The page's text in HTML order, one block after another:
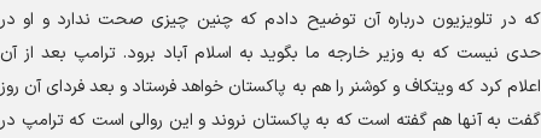
که در تلویزیون درباره آن توضیح دادم که چنین چیزی صحت ندارد و او در
حدی نیست که به وزیر خارجه ما بگوید به اسلام آباد برود. ترامپ بعد از آن
اعلام کرد که ویتکاف و کوشنر را هم به پاکستان خواهد فرستاد و بعد فردای آن روز
گفت به آنها هم گفته است که به پاکستان نروند و این روالی است که ترامپ در